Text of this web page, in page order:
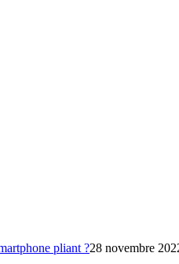
pliant ?28 novembre